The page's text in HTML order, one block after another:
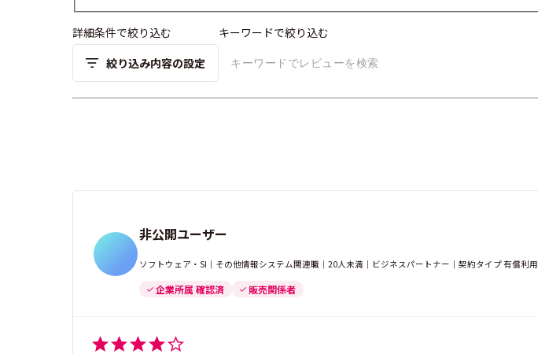
詳細条件で絞り込む
絞り込み内容の設定
キーワードで絞り込む
非公開ユーザー
ソフトウェア・SI｜その他情報システム関連職｜20人未満｜ビジネスパートナー｜契約タイプ 有償利用
企業所属 確認済 販売関係者